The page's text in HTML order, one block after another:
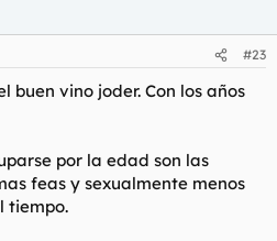
#23
buen vino joder. Con los años
por la edad son las
feas y sexualmente menos
tiempo.